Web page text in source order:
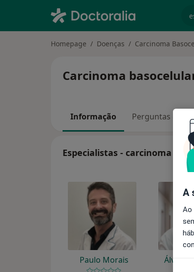
Homepage Doenças Carcinoma
Carcinoma
Informação Perguntas &
Especialistas - carcinoma
Paulo Morais Álvaro
A
Ao